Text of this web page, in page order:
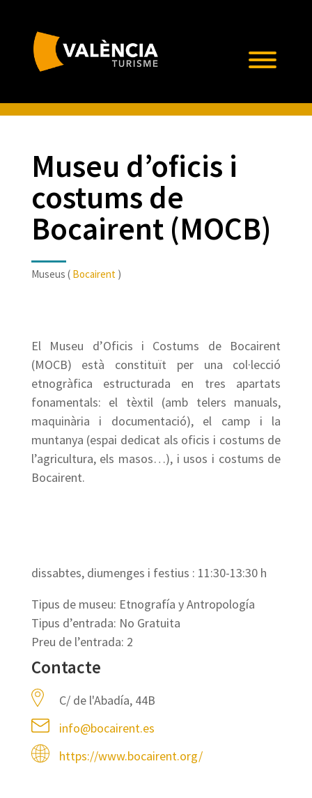
Museu d’oficis i
costums de
Bocairent (MOCB)
Museus ( Bocairent)
El Museu d’Oficis i Costums de Bocairent
(MOCB) està constituït per una col·lecció
etnogràfica estructurada en tres apartats
fonamentals: el tèxtil (amb telers manuals,
maquinària i documentació), el camp i la
muntanya (espai dedicat als oficis i costums de
l’agricultura, els masos…), i usos i costums de
Bocairent.
dissabtes, diumenges i festius : 11:30-13:30 h
Tipus de museu: Etnografía y Antropología
Tipus d’entrada: No Gratuita
Preu de l’entrada: 2
Contacte
C/ de l'Abadía, 44B
info@bocairent.es
https://www.bocairent.org/